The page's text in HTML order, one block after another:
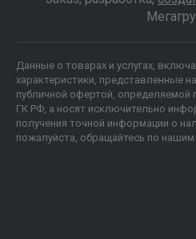
Данные о товарах и услугах,
характеристики, представленные
публичной офертой, определяемой
ГК РФ, а носят исключительно
получения точной информации о
пожалуйста, обращайтесь по